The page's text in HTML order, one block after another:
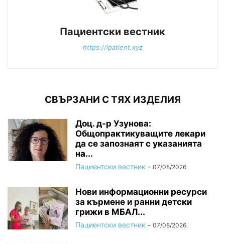
Пациентски вестник
https://ipatient.xyz
СВЪРЗАНИ С ТЯХ ИЗДЕЛИЯ
Доц. д-р Узунова:
Общопрактикуващите лекари
да се запознаят с указанията
на...
Пациентски вестник - 07/08/2026
Нови информационни ресурси
за кърмене и ранни детски
грижи в МБАЛ...
Пациентски вестник - 07/08/2026